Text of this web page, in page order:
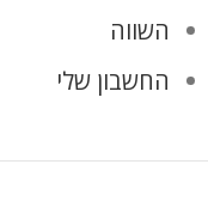
השווה
החשבון שלי